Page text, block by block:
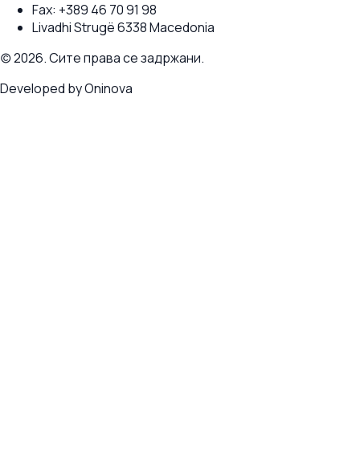
Fax: +389 46 70 91 98
Livadhi Strugë 6338 Macedonia
(c) 2026. Сите права се задржани.
Developed byOninova